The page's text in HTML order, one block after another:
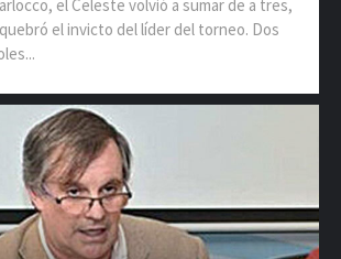
el Celeste volvió a sumar de a tres,
el invicto del líder del torneo. Dos